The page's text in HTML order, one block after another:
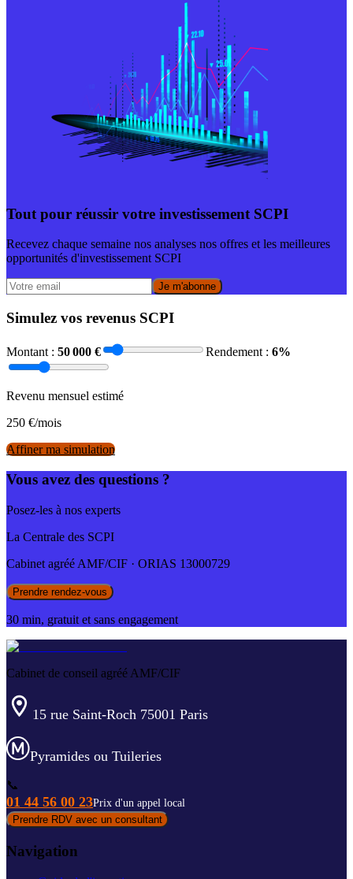
Tout pour réussir votre investissement SCPI
Recevez chaque semaine nos analyses nos offres et les meilleures
opportunités d'investissement SCPI
Je m'abonne
Simulez vos revenus SCPI
Montant : 50 000 € Rendement : 6%
Revenu mensuel estimé
250 €/mois
Affiner ma simulation
Vous avez des questions ?
Posez-les à nos experts
La Centrale des SCPI
Cabinet agréé AMF/CIF · ORIAS 13000729
Prendre rendez-vous
30 min, gratuit et sans engagement
Cabinet de conseil agréé AMF/CIF
15 rue Saint-Roch 75001 Paris
Pyramides ou Tuileries
📞
01 44 56 00 23Prix d'un appel local
Prendre RDV avec un consultant
Navigation